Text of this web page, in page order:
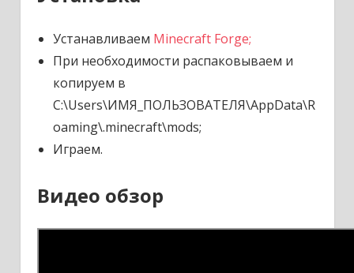
Устанавливаем Minecraft Forge;
При необходимости распаковываем и
копируем в
C:\Users\ИМЯ_ПОЛЬЗОВАТЕЛЯ\AppData\R
oaming\.minecraft\mods;
Играем.
Видео обзор